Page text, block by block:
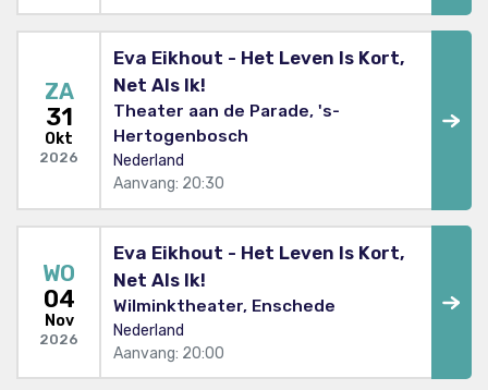
ZA
31
Okt
2026
Eva Eikhout - Het Leven Is Kort,
Net Als Ik!
Theater aan de Parade, 's-
Hertogenbosch
Nederland
Aanvang: 20:30
WO
04
Nov
2026
Eva Eikhout - Het Leven Is Kort,
Net Als Ik!
Wilminktheater, Enschede
Nederland
Aanvang: 20:00